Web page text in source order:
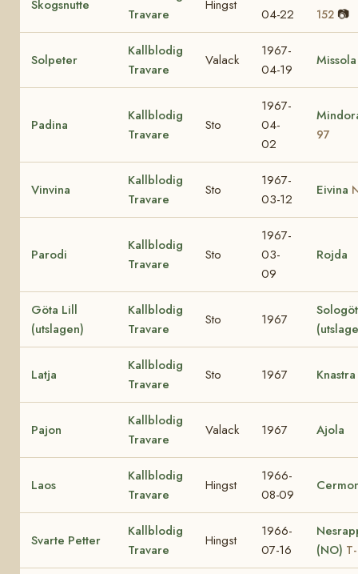
Skogsnutte
Travare
Hingst
04-22
152 📷
Solpeter
Kallblodig
Travare
Valack
1967-
04-19
Missola
Padina
Kallblodig
Travare
Sto
1967-
04-
02
97
Vinvina
Kallblodig
Travare
Sto
1967-
03-12
Eivina
Parodi
Kallblodig
Travare
Sto
1967-
03-
09
Rojda
Göta Lill
(utslagen)
Kallblodig
Travare
Sto 1967
Latja
Kallblodig
Travare
Sto 1967 Knastra
Pajon
Kallblodig
Travare
Valack 1967 Ajola
Laos
Kallblodig
Travare
Hingst
1966-
08-09
Svarte Petter
Kallblodig
Travare
Hingst
1966-
07-16
(NO)